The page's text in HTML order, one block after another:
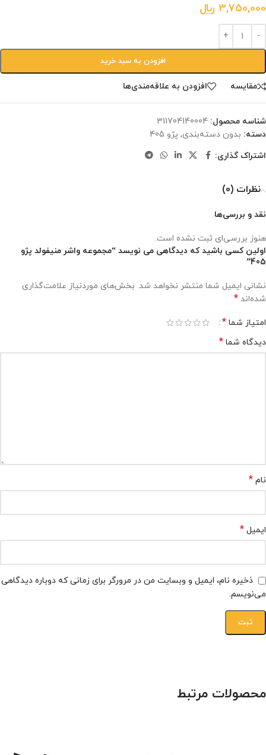
3,750,000 ﷼
افزودن به سبد خرید
مقایسه افزودن به علاقه‌مندی‌ها
شناسه محصول: ‎311704140004
دسته: بدون دسته‌بندی, پژو 405
اشتراک گذاری:
نظرات (0)
نقد و بررسی‌ها
هنوز بررسی‌ای ثبت نشده است.
اولین کسی باشید که دیدگاهی می نویسد “مجموعه واشر منیفولد پژو
405”
نشانی ایمیل شما منتشر نخواهد شد. بخش‌های موردنیاز علامت‌گذاری
شده‌اند *
امتیاز شما *
دیدگاه شما *
نام *
ایمیل *
ذخیره نام، ایمیل و وبسایت من در مرورگر برای زمانی که دوباره دیدگاهی
می‌نویسم.
محصولات مرتبط